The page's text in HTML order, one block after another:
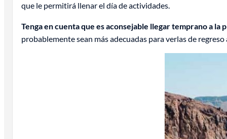
que le permitirá llenar el día de actividades.
Tenga en cuenta que es aconsejable llegar temprano a
probablemente sean más adecuadas para verlas de